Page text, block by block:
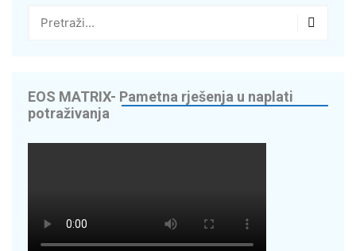
EOS MATRIX- Pametna rješenja u naplati
potraživanja